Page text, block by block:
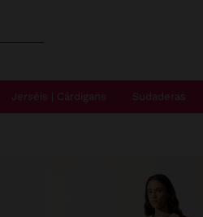
Jerséis | Cárdigans Sudaderas